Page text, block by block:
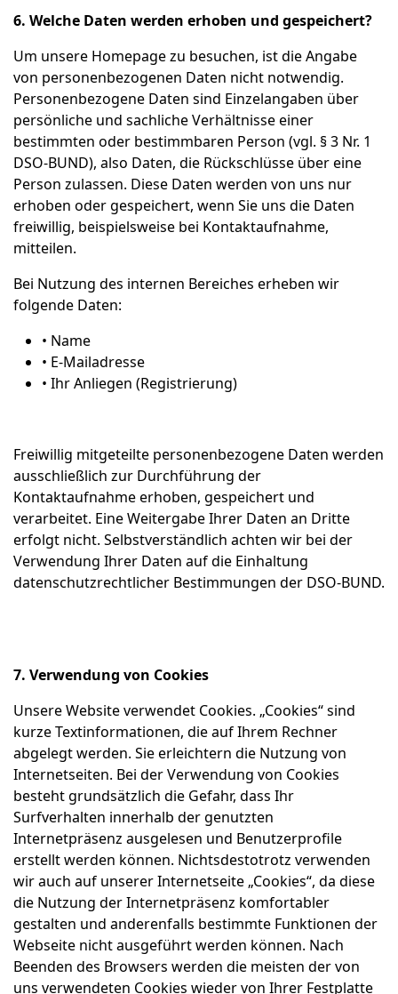
6. Welche Daten werden erhoben und gespeichert?
Um unsere Homepage zu besuchen, ist die Angabe
von personenbezogenen Daten nicht notwendig.
Personenbezogene Daten sind Einzelangaben über
persönliche und sachliche Verhältnisse einer
bestimmten oder bestimmbaren Person (vgl. § 3 Nr. 1
DSO-BUND), also Daten, die Rückschlüsse über eine
Person zulassen. Diese Daten werden von uns nur
erhoben oder gespeichert, wenn Sie uns die Daten
freiwillig, beispielsweise bei Kontaktaufnahme,
mitteilen.
Bei Nutzung des internen Bereiches erheben wir
folgende Daten:
• Name
• E-Mailadresse
• Ihr Anliegen (Registrierung)
Freiwillig mitgeteilte personenbezogene Daten werden
ausschließlich zur Durchführung der
Kontaktaufnahme erhoben, gespeichert und
verarbeitet. Eine Weitergabe Ihrer Daten an Dritte
erfolgt nicht. Selbstverständlich achten wir bei der
Verwendung Ihrer Daten auf die Einhaltung
datenschutzrechtlicher Bestimmungen der DSO-BUND.
7. Verwendung von Cookies
Unsere Website verwendet Cookies. „Cookies“ sind
kurze Textinformationen, die auf Ihrem Rechner
abgelegt werden. Sie erleichtern die Nutzung von
Internetseiten. Bei der Verwendung von Cookies
besteht grundsätzlich die Gefahr, dass Ihr
Surfverhalten innerhalb der genutzten
Internetpräsenz ausgelesen und Benutzerprofile
erstellt werden können. Nichtsdestotrotz verwenden
wir auch auf unserer Internetseite „Cookies“, da diese
die Nutzung der Internetpräsenz komfortabler
gestalten und anderenfalls bestimmte Funktionen der
Webseite nicht ausgeführt werden können. Nach
Beenden des Browsers werden die meisten der von
uns verwendeten Cookies wieder von Ihrer Festplatte